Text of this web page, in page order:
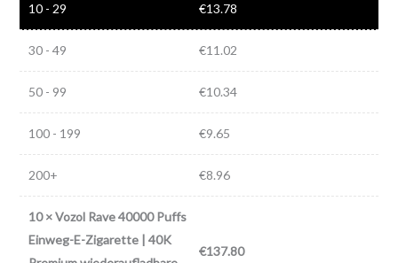
10 - 29 €13.78
30 - 49 €11.02
50 - 99 €10.34
100 - 199 €9.65
200+ €8.96
10×Vozol Rave 40000 Puffs
Einweg-E-Zigarette | 40K
€137.80